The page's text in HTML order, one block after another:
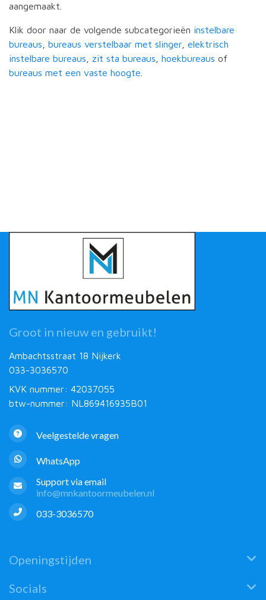
aangemaakt.
Klik door naar de volgende subcategorieën instelbare
bureaus
bureaus verstelbaar met slinger elektrisch
instelbare bureaus
zit sta bureaus hoekbureaus of
bureaus met een vaste hoogte
Groot in nieuw en gebruikt!
Ambachtsstraat 18 Nijkerk
033-3036570
KVK nummer: 42037055
btw-nummer: NL869416935B01
Veelgestelde vragen
WhatsApp
Support via email
info@mnkantoormeubelen.nl
033-3036570
Openingstijden
Socials